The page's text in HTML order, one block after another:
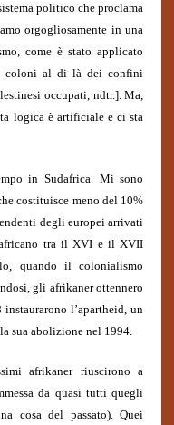
politico che proclama
orgogliosamente in una
come è stato applicato
coloni al di là dei confini
occupati, ndtr.]. Ma,
logica è artificiale e ci sta
in Sudafrica. Mi sono
costituisce meno del 10%
degli europei arrivati
tra il XVI e il XVII
quando il colonialismo
gli afrikaner ottennero
l’apartheid, un
sua abolizione nel 1994.
afrikaner riuscirono a
da quasi tutti quegli
cosa del passato). Quei